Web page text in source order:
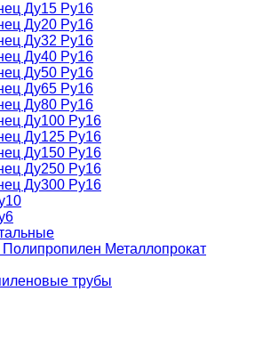
Ду15 Ру16
Ду20 Ру16
Ду32 Ру16
Ду40 Ру16
Ду50 Ру16
Ду65 Ру16
Ду80 Ру16
Ду100 Ру16
Ду125 Ру16
Ду150 Ру16
Ду250 Ру16
Ду300 Ру16
Металлопрокат
трубы